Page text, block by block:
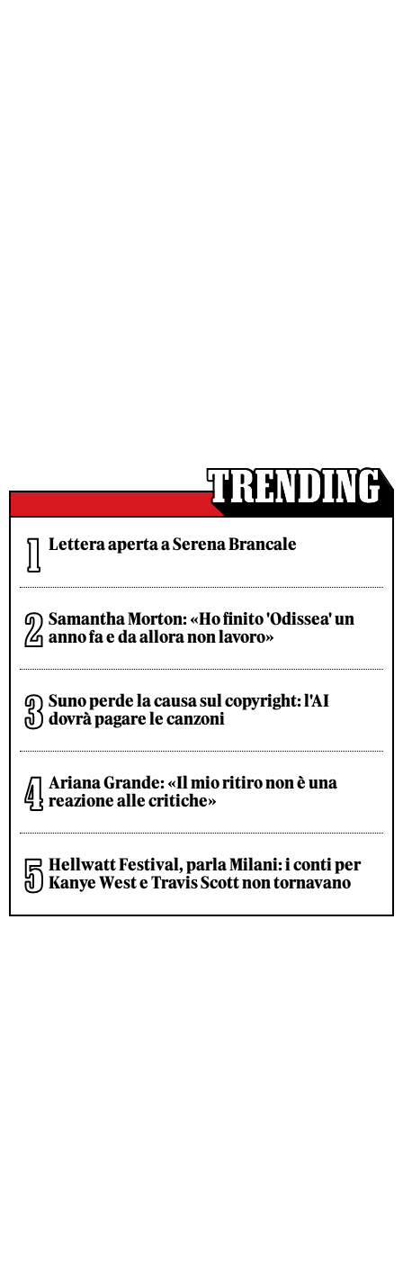
Lettera aperta a Serena Brancale
Samantha Morton: «Ho finito 'Odissea' un
anno fa e da allora non lavoro»
Suno perde la causa sul copyright: l'AI
dovrà pagare le canzoni
Ariana Grande: «Il mio ritiro non è una
reazione alle critiche»
Hellwatt Festival, parla Milani: i conti per
Kanye West e Travis Scott non tornavano